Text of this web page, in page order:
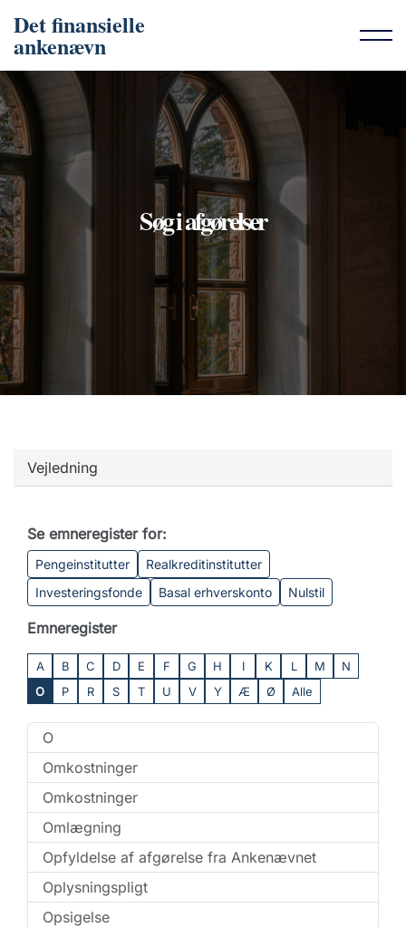
Det finansielle
ankenævn
Søg i afgørelser
Vejledning
Se emneregister for:
Pengeinstitutter
Realkreditinstitutter
Investeringsfonde
Basal erhverskonto Nulstil
Emneregister
A B C D E F G H I K L M
N
O
P R S T U V Y Æ Ø Alle
O
Omkostninger
Omkostninger
Omlægning
Opfyldelse af afgørelse fra Ankenævnet
Oplysningspligt
Opsigelse